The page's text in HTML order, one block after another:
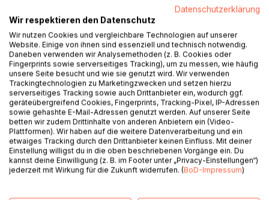
Auf die Merkliste
Titel bewerten
BESCHREIBUNG
Veränderung beginnt mit einer Entscheidung. Aber sie
Datenschutzerklärung
Wir respektieren den Datenschutz
Wir nutzen Cookies und vergleichbare Technologien auf unserer
Website. Einige von ihnen sind essenziell und technisch notwendig.
Daneben verwenden wir Analysemethoden (z. B. Cookies oder
Fingerprints sowie serverseitiges Tracking), um zu messen, wie häufig
unsere Seite besucht und wie sie genutzt wird. Wir verwenden
Trackingtechnologien zu Marketingzwecken und setzen hierzu
serverseitiges Tracking sowie auch Drittanbieter ein, wodurch ggf.
geräteübergreifend Cookies, Fingerprints, Tracking-Pixel, IP-Adressen
sowie gehashte E-Mail-Adressen genutzt werden. Auf unserer Seite
betten wir zudem Drittinhalte von anderen Anbietern ein (Video-
Plattformen). Wir haben auf die weitere Datenverarbeitung und ein
etwaiges Tracking durch den Drittanbieter keinen Einfluss. Mit deiner
Einstellung willigst du in die oben beschriebenen Vorgänge ein. Du
kannst deine Einwilligung (z. B. im Footer unter „Privacy-Einstellungen“)
jederzeit mit Wirkung für die Zukunft widerrufen. (BoD-Impressum)